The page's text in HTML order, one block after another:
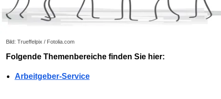
Bild: Trueffelpix / Fotolia.com
Folgende Themenbereiche finden Sie hier:
Arbeitgeber-Service